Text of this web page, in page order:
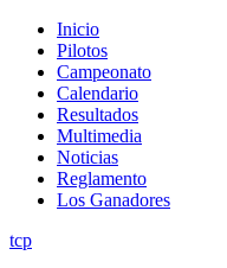
Inicio
Pilotos
Campeonato
Calendario
Resultados
Multimedia
Noticias
Reglamento
Los Ganadores
tcp